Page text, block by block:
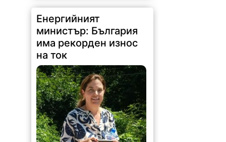
Енергийният
министър: България
има рекорден износ
на ток